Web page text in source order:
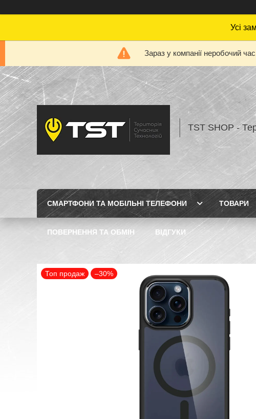
Усі
Зараз у компанії неробочий
TST SHOP -
СМАРТФОНИ ТА МОБІЛЬНІ ТЕЛЕФОНИ ТОВАРИ
ПОВЕРНЕННЯ ТА ОБМІН ВІДГУКИ
Топ продаж –30%